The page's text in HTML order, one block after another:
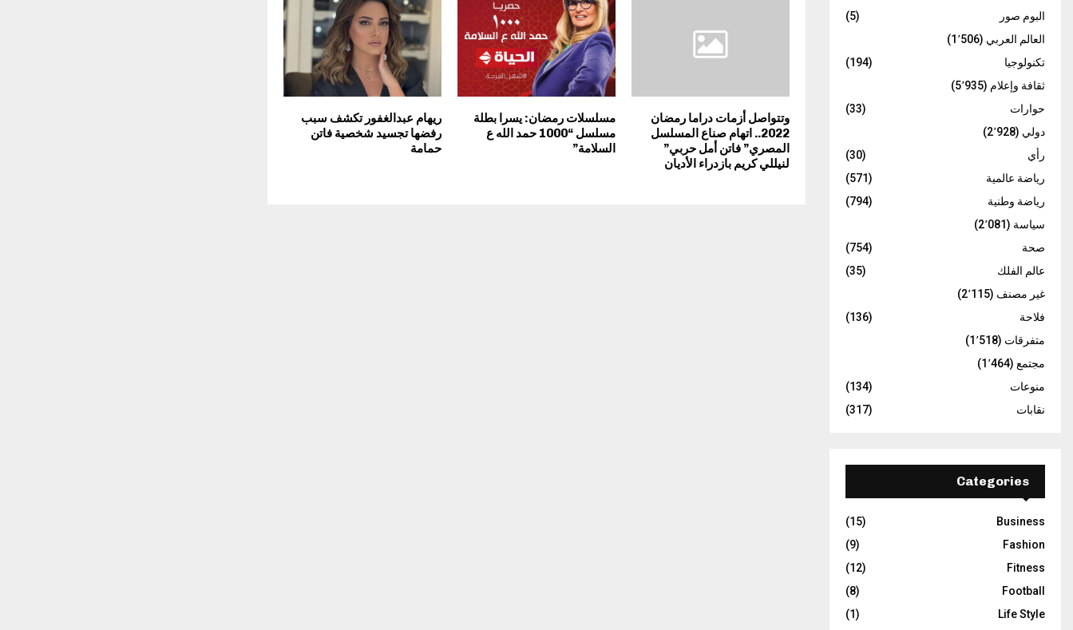
وتتواصل أزمات دراما رمضان
2022.. اتهام صناع المسلسل
المصري” فاتن أمل حربي”
لنيللي كريم بازدراء الأديان
مسلسلات رمضان: يسرا بطلة
مسلسل “1000 حمد الله ع
السلامة”
ريهام عبدالغفور تكشف سبب
رفضها تجسيد شخصية فاتن
حمامة
البوم صور
(5)
العالم العربي (1٬506)
تكنولوجيا
(194)
ثقافة وإعلام (5٬935)
حوارات
(33)
دولي (2٬928)
رأي
(30)
رياضة عالمية
(571)
رياضة وطنية
(794)
سياسة (2٬081)
صحة
(754)
عالم الفلك
(35)
غير مصنف (2٬115)
فلاحة
(136)
متفرقات (1٬518)
مجتمع (1٬464)
منوعات
(134)
نقابات
(317)
Categories
Business
(15)
Fashion
(9)
Fitness
(12)
Football
(8)
Life Style
(1)